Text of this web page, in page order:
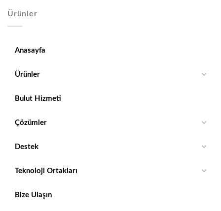
Ürünler
Anasayfa
Ürünler
Bulut Hizmeti
Çözümler
Destek
Teknoloji Ortakları
Bize Ulaşın